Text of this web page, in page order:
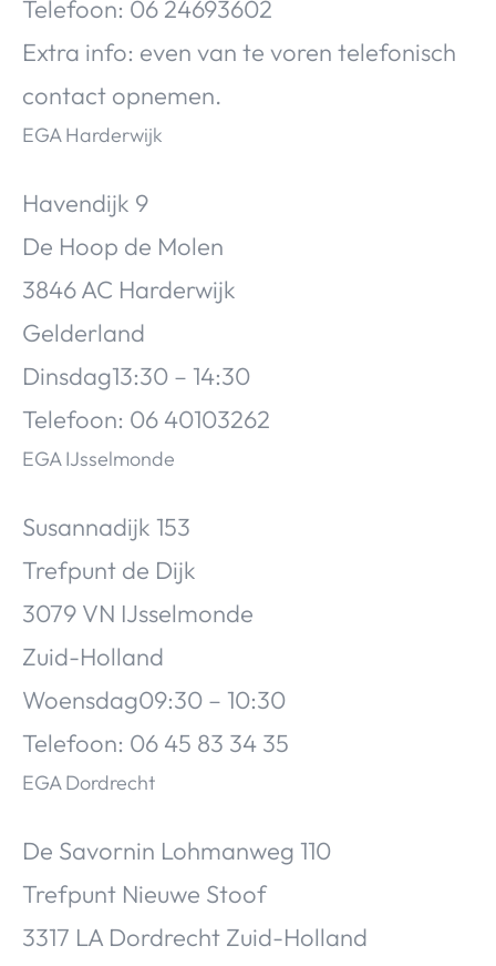
Telefoon: 06 24693602
Extra info: even van te voren telefonisch
contact opnemen.
EGA Harderwijk
Havendijk 9
De Hoop de Molen
3846 AC Harderwijk
Gelderland
Dinsdag13:30 – 14:30
Telefoon: 06 40103262
EGA IJsselmonde
Susannadijk 153
Trefpunt de Dijk
3079 VN IJsselmonde
Zuid-Holland
Woensdag09:30 – 10:30
Telefoon: 06 45 83 34 35
EGA Dordrecht
De Savornin Lohmanweg 110
Trefpunt Nieuwe Stoof
3317 LA Dordrecht Zuid-Holland